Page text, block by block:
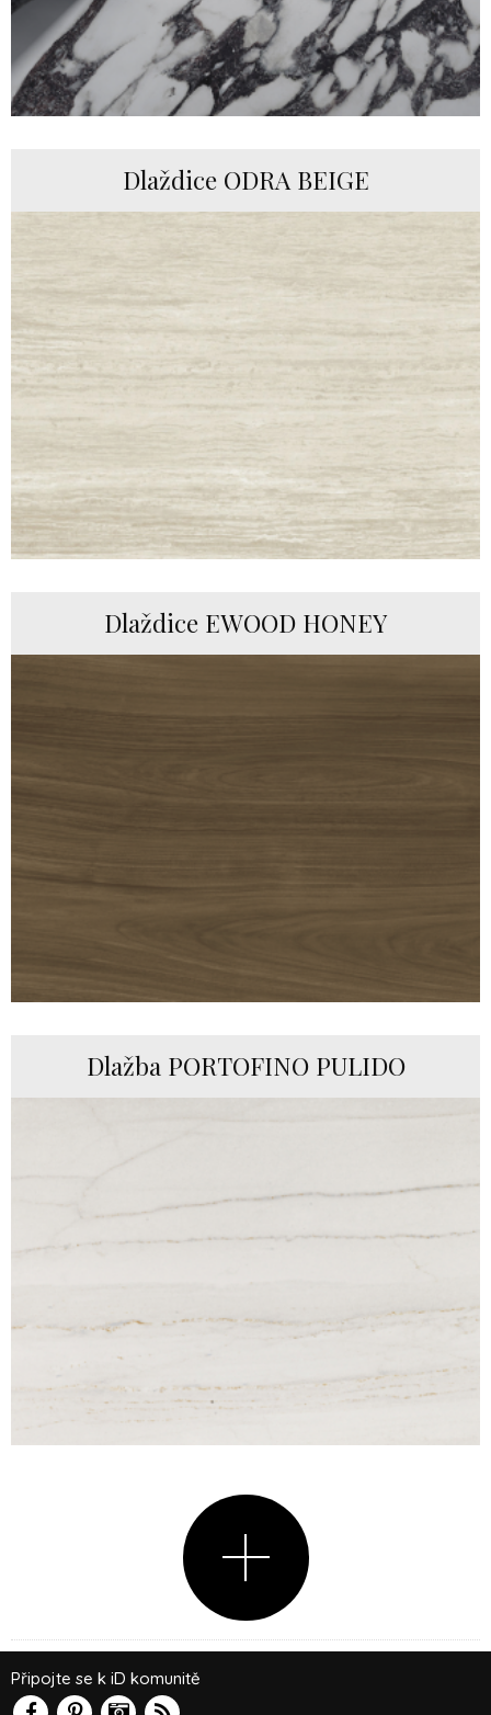
Dlaždice ODRA BEIGE
Dlaždice EWOOD HONEY
Dlažba PORTOFINO PULIDO
Připojte se k iD komunitě